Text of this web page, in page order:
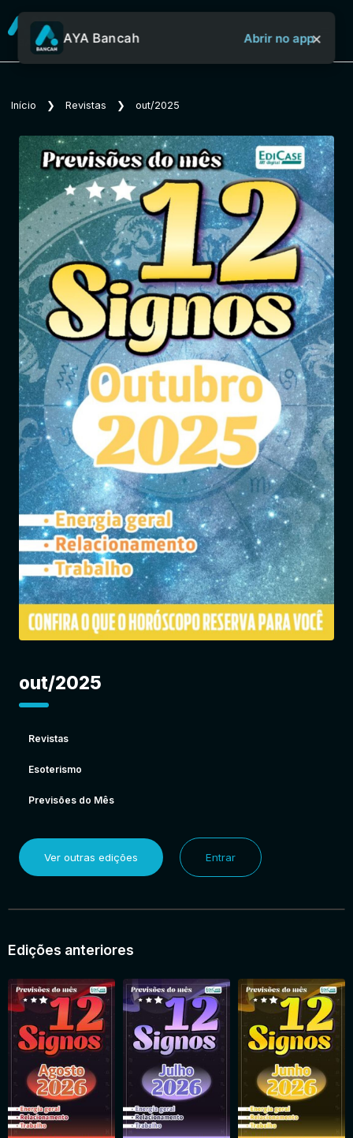
Sobre o Aya Bancah
Início
Revistas
Jornais
Notícias
Entrar
AYA Bancah Abrir no app×
Início ❯ Revistas ❯ out/2025
out/2025
Revistas
Esoterismo
Previsões do Mês
Ver outras edições Entrar
Edições anteriores